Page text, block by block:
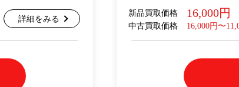
詳細をみる
新品買取価格 16,000円
中古買取価格 16,000円〜